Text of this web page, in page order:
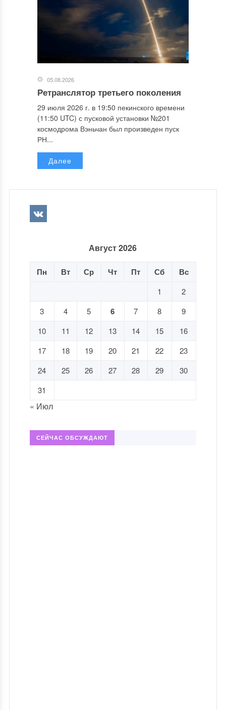
05.08.2026
Ретранслятор третьего поколения
29 июля 2026 г. в 19:50 пекинского времени
(11:50 UTC) с пусковой установки №201
космодрома Вэньчан был произведен пуск
РН...
Далее
Август 2026
Пн Вт Ср Чт Пт Сб Вс
1
2
3
4 5 6 7 8
9
10
11 12 13 14 15
16
17
18 19 20 21 22
23
24
25 26 27 28 29
30
31
« Июл
СЕЙЧАС ОБСУЖДАЮТ